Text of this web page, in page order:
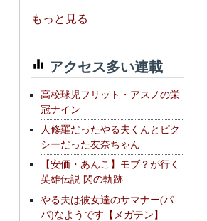
もっと見る
アクセス多い連載
高校球児フリット・アスノの栄
冠ナイン
人修羅だったやる夫くんとピク
シーだった友奈ちゃん
【安価・あんこ】モブ？が行く
英雄伝説 閃の軌跡
やる夫は彼女達のサマナー(パ
パ)なようです【メガテン】